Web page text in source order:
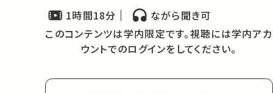
1時間18分
ながら聞き可
このコンテンツは学内限定です。視聴には学内アカ
ウントでのログインをしてください。